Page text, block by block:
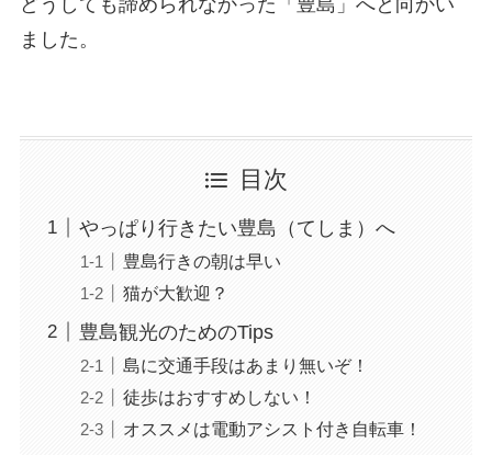
ました。
目次
やっぱり行きたい豊島（てしま）へ
豊島行きの朝は早い
猫が大歓迎？
豊島観光のためのTips
島に交通手段はあまり無いぞ！
徒歩はおすすめしない！
オススメは電動アシスト付き自転車！